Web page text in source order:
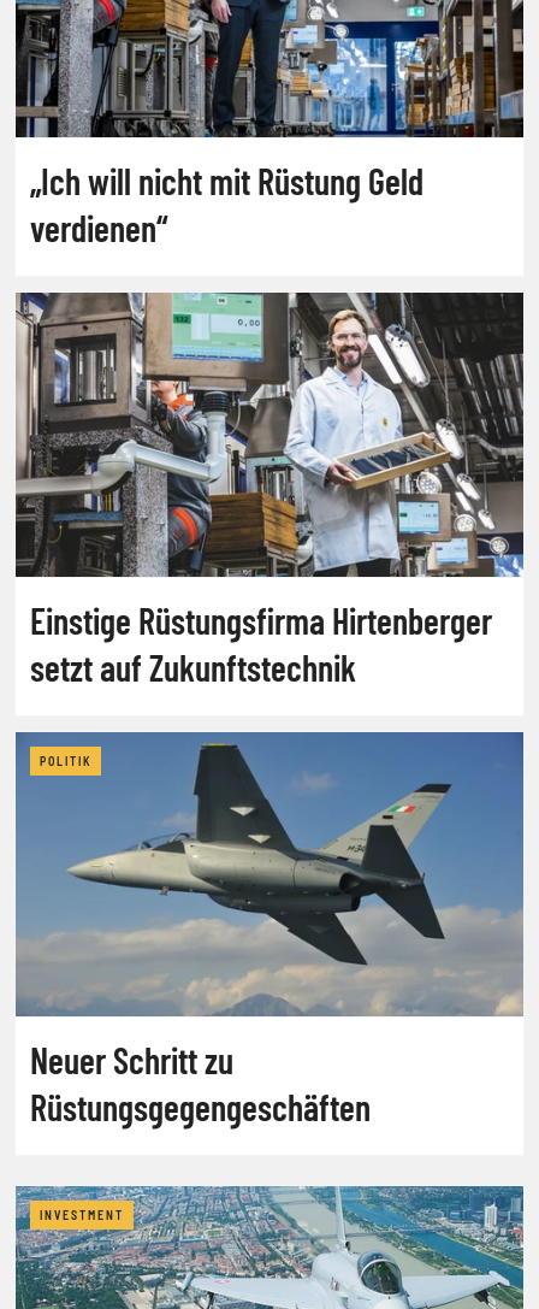
„Ich will nicht mit Rüstung Geld
verdienen“
Einstige Rüstungsfirma Hirtenberger
setzt auf Zukunftstechnik
POLITIK
Neuer Schritt zu
Rüstungsgegengeschäften
INVESTMENT